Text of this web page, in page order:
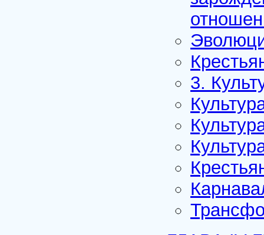
3.